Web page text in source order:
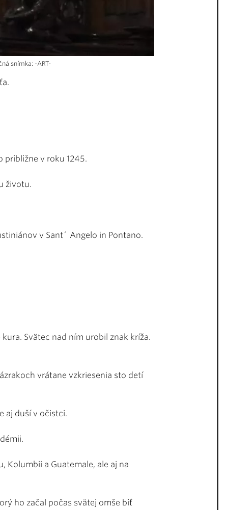
snímka: -ART-
približne v roku 1245.
životu.
v Sant´ Angelo in Pontano.
Svätec nad ním urobil znak kríža.
vrátane vzkriesenia sto detí
aj duší v očistci.
Kolumbii a Guatemale, ale aj na
ho začal počas svätej omše biť